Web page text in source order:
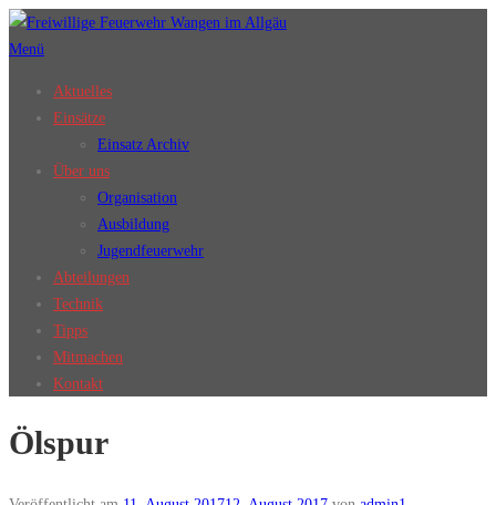
Zum
Inhalt
Menü
Aktuelles
Einsätze
Einsatz Archiv
Über uns
Organisation
Ausbildung
Jugendfeuerwehr
Abteilungen
Technik
Tipps
Mitmachen
Kontakt
Ölspur